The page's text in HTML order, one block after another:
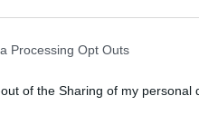
Processing Opt Outs
of the Sharing of my personal